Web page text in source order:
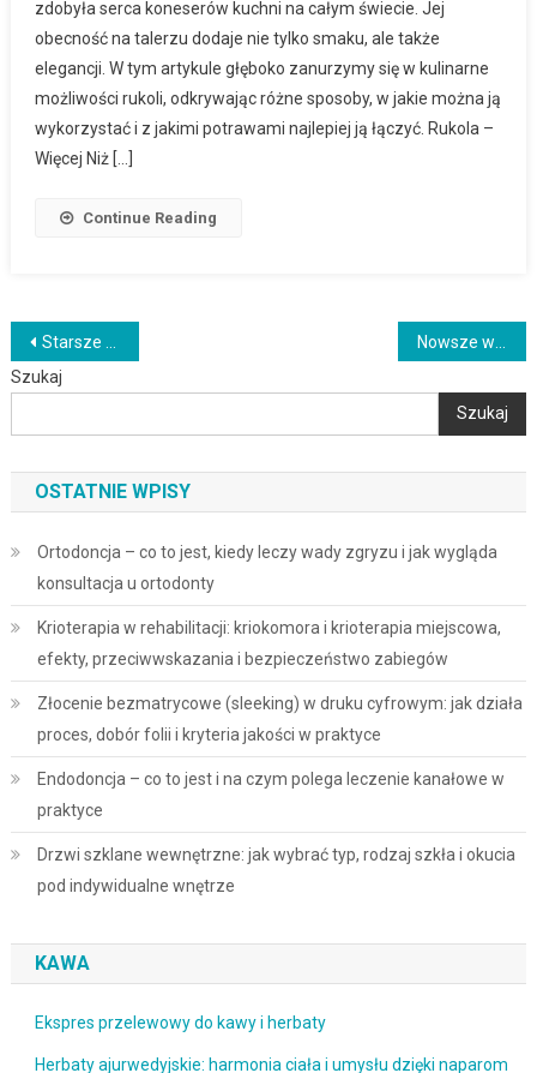
zdobyła serca koneserów kuchni na całym świecie. Jej
obecność na talerzu dodaje nie tylko smaku, ale także
elegancji. W tym artykule głęboko zanurzymy się w kulinarne
możliwości rukoli, odkrywając różne sposoby, w jakie można ją
wykorzystać i z jakimi potrawami najlepiej ją łączyć. Rukola –
Więcej Niż […]
Continue Reading
Nawigacja
po
wpisach
Starsze wpisy
Szukaj
Szukaj
OSTATNIE WPISY
Ortodoncja – co to jest, kiedy leczy wady zgryzu i jak wygląda
konsultacja u ortodonty
Krioterapia w rehabilitacji: kriokomora i krioterapia miejscowa,
efekty, przeciwwskazania i bezpieczeństwo zabiegów
Złocenie bezmatrycowe (sleeking) w druku cyfrowym: jak działa
proces, dobór folii i kryteria jakości w praktyce
Endodoncja – co to jest i na czym polega leczenie kanałowe w
praktyce
Drzwi szklane wewnętrzne: jak wybrać typ, rodzaj szkła i okucia
pod indywidualne wnętrze
KAWA
Ekspres przelewowy do kawy i herbaty
Herbaty ajurwedyjskie: harmonia ciała i umysłu dzięki naparom